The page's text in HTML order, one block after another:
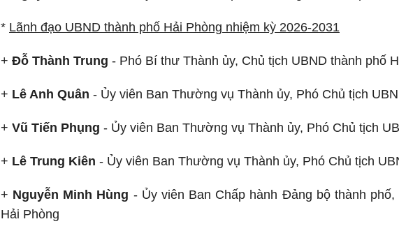
* Lãnh đạo UBND thành phố Hải Phòng nhiệm kỳ 2026-2031
+ Đỗ Thành Trung - Phó Bí thư Thành ủy, Chủ tịch UBND thành phố
+ Lê Anh Quân - Ủy viên Ban Thường vụ Thành ủy, Phó Chủ tịch
+ Vũ Tiến Phụng - Ủy viên Ban Thường vụ Thành ủy, Phó Chủ tịch
+ Lê Trung Kiên - Ủy viên Ban Thường vụ Thành ủy, Phó Chủ tịch
+ Nguyễn Minh Hùng - Ủy viên Ban Chấp hành Đảng bộ thành
Hải Phòng